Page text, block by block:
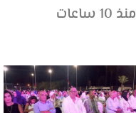
منذ 10 ساعات